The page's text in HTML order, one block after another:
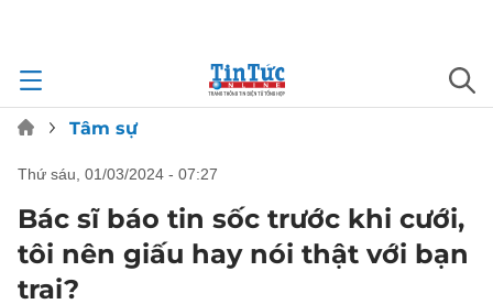
Tâm sự
thứ sáu, 01/03/2024 - 07:27
Bác sĩ báo tin sốc trước khi cưới,
tôi nên giấu hay nói thật với bạn
trai?